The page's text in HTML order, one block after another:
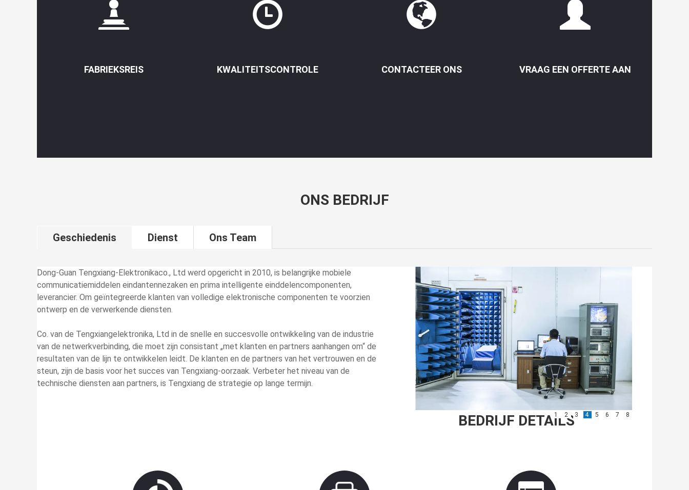
FABRIEKSREIS KWALITEITSCONTROLE CONTACTEER ONS VRAAG EEN OFFERTE AAN
ONS BEDRIJF
Geschiedenis Dienst Ons Team
Dong-Guan Tengxiang-Elektronikaco., Ltd werd opgericht in 2010, is belangrijke mobiele
communicatiemiddelen eindantennezaken en prima intelligente einddelencomponenten,
leverancier. Om geïntegreerde klanten van volledige elektronische componenten te voorzien
ontwerp en de verwerkende diensten.
Co. van de Tengxiangelektronika, Ltd in de snelle en succesvolle ontwikkeling van de industrie
van de netwerkverbinding, die moet zijn consistant „met klanten en partners aanhangen om“ de
resultaten van de lijn te ontwikkelen leidt. De klanten en de partners van het vertrouwen en de
steun, zijn de basis voor het succes van Tengxiang-oorzaak. Verbeter het niveau van de
technische diensten aan partners, is Tengxiang de strategie op lange termijn.
1 2 3 4 5 6 7 8
BEDRIJF DETAILS